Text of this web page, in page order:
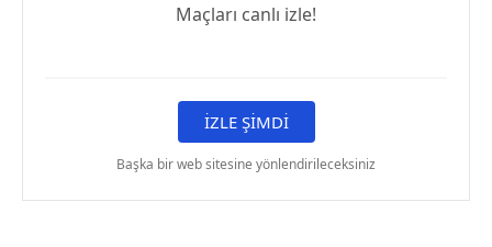
Maçları canlı izle!
İZLE ŞİMDİ
Başka bir web sitesine yönlendirileceksiniz